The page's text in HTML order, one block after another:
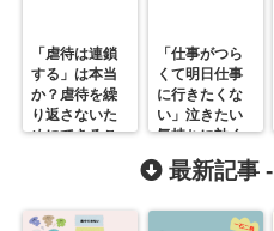
「虐待は連鎖
する」は本当
か？虐待を繰
り返さないた
めにできるこ
「仕事がつら
くて明日仕事
に行きたくな
い」泣きたい
気持ちに効く
４つのこと
最新記事 -